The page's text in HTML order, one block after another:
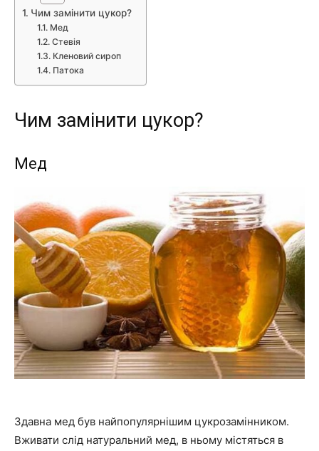
Чим замінити цукор?
Мед
Стевія
Кленовий сироп
Патока
Чим замінити цукор?
Мед
Здавна мед був найпопулярнішим цукрозамінником.
Вживати слід натуральний мед, в ньому містяться в